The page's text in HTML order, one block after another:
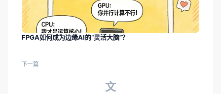
FPGA如何成为边缘AI的“灵活大脑”？
下一篇
文